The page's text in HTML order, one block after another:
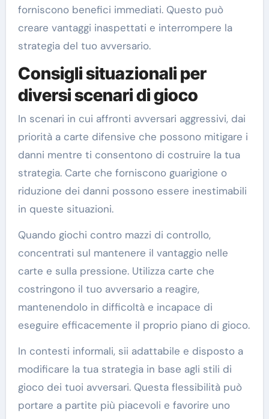
forniscono benefici immediati. Questo può
creare vantaggi inaspettati e interrompere la
strategia del tuo avversario.
Consigli situazionali per
diversi scenari di gioco
In scenari in cui affronti avversari aggressivi, dai
priorità a carte difensive che possono mitigare i
danni mentre ti consentono di costruire la tua
strategia. Carte che forniscono guarigione o
riduzione dei danni possono essere inestimabili
in queste situazioni.
Quando giochi contro mazzi di controllo,
concentrati sul mantenere il vantaggio nelle
carte e sulla pressione. Utilizza carte che
costringono il tuo avversario a reagire,
mantenendolo in difficoltà e incapace di
eseguire efficacemente il proprio piano di gioco.
In contesti informali, sii adattabile e disposto a
modificare la tua strategia in base agli stili di
gioco dei tuoi avversari. Questa flessibilità può
portare a partite più piacevoli e favorire uno